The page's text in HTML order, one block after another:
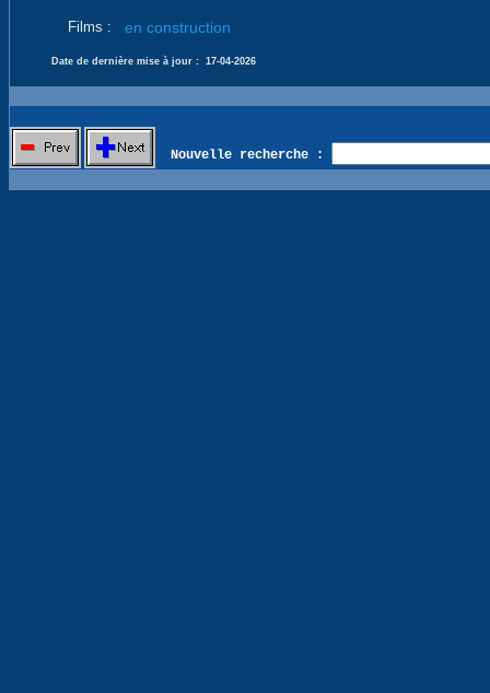
Films : en construction
Date de dernière mise à jour : 17-04-2026
Nouvelle recherche :